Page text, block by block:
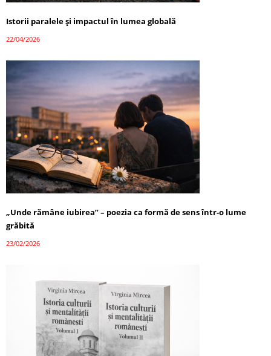
Istorii paralele și impactul în lumea globală
22/04/2026
„Unde rămâne iubirea” – poezia ca formă de sens într-o lume
grăbită
23/02/2026